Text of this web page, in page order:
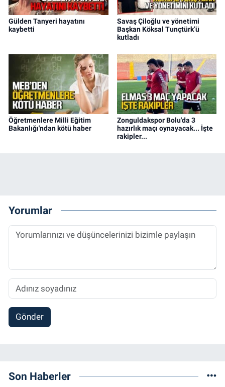
Gülden Tanyeri hayatını
kaybetti
Savaş Çiloğlu ve yönetimi
Başkan Köksal Tunçtürk’ü
kutladı
Öğretmenlere Milli Eğitim
Bakanlığı'ndan kötü haber
Zonguldakspor Bolu'da 3
hazırlık maçı oynayacak... İşte
rakipler...
Yorumlar
Gönder
Son Haberler